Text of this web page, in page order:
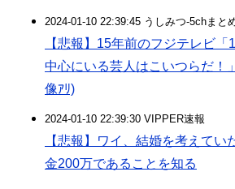
2024-01-10 22:39:45 うしみつ-5chまと
【悲報】15年前のフジテレビ
中心にいる芸人はこいつら
像ｱﾘ)
2024-01-10 22:39:30 VIPPER速報
【悲報】ワイ、結婚を考えてい
金200万であることを知る